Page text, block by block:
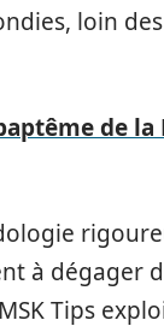
loin
de
à dégager
Tips